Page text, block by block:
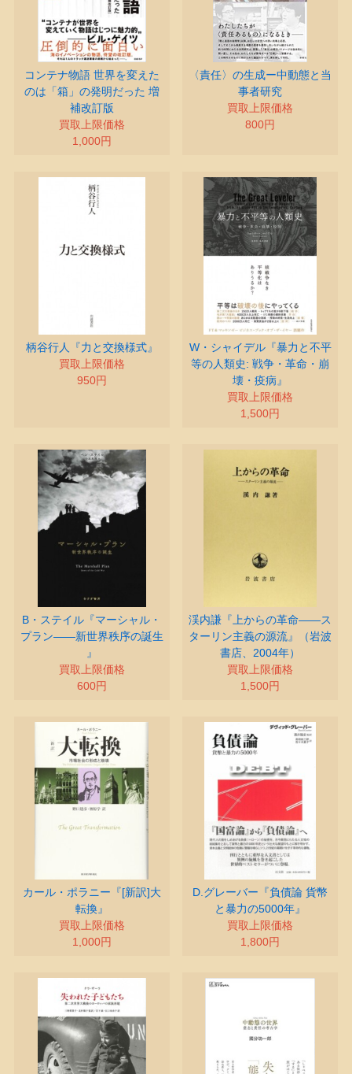
コンテナ物語 世界を変えた
のは「箱」の発明だった 増
補改訂版
買取上限価格
1,000円
〈責任〉の生成ー中動態と当
事者研究
買取上限価格
800円
柄谷行人『力と交換様式』
買取上限価格
950円
W・シャイデル『暴力と不平
等の人類史: 戦争・革命・崩
壊・疫病』
買取上限価格
1,500円
B・ステイル『マーシャル・
プラン――新世界秩序の誕生
』
買取上限価格
600円
渓内謙『上からの革命――ス
ターリン主義の源流』（岩波
書店、2004年）
買取上限価格
1,500円
カール・ポラニー『[新訳]大
転換』
買取上限価格
1,000円
D.グレーバー『負債論 貨幣
と暴力の5000年』
買取上限価格
1,800円